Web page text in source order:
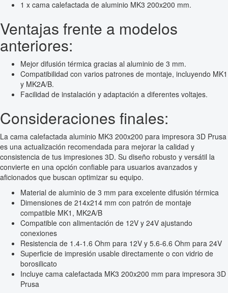
1 x cama calefactada de aluminio MK3 200x200 mm.
Ventajas frente a modelos
anteriores:
Mejor difusión térmica gracias al aluminio de 3 mm.
Compatibilidad con varios patrones de montaje, incluyendo MK1
y MK2A/B.
Facilidad de instalación y adaptación a diferentes voltajes.
Consideraciones finales:
La cama calefactada aluminio MK3 200x200 para impresora 3D Prusa
es una actualización recomendada para mejorar la calidad y
consistencia de tus impresiones 3D. Su diseño robusto y versátil la
convierte en una opción confiable para usuarios avanzados y
aficionados que buscan optimizar su equipo.
Material de aluminio de 3 mm para excelente difusión térmica
Dimensiones de 214x214 mm con patrón de montaje
compatible MK1, MK2A/B
Compatible con alimentación de 12V y 24V ajustando
conexiones
Resistencia de 1.4-1.6 Ohm para 12V y 5.6-6.6 Ohm para 24V
Superficie de impresión usable directamente o con vidrio de
borosilicato
Incluye cama calefactada MK3 200x200 mm para impresora 3D
Prusa